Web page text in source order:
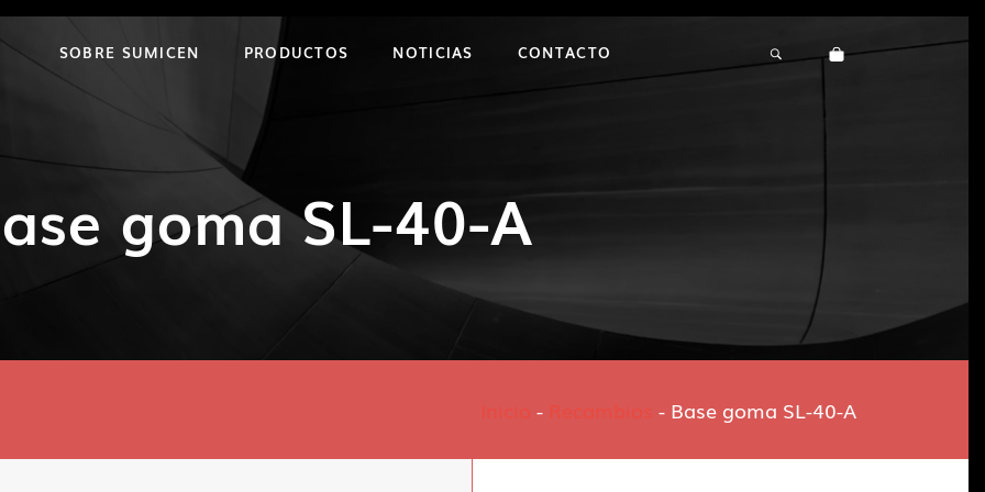
SOBRE SUMICEN PRODUCTOS NOTICIAS CONTACTO
goma SL-40-A
- - Base goma SL-40-A